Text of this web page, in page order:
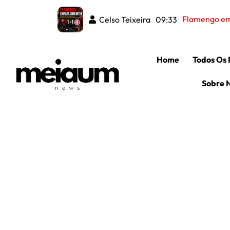
Celso Teixeira 08:37 Corinth
Celso Teixeira 09:33
Home Todos Os
Sobre